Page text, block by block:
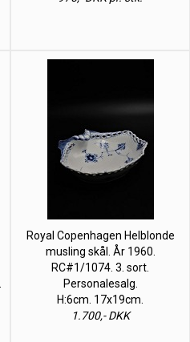
Royal Copenhagen Helblonde
musling skål. År 1960.
RC#1/1074. 3. sort.
Personalesalg.
H:6cm. 17x19cm.
1.700,- DKK